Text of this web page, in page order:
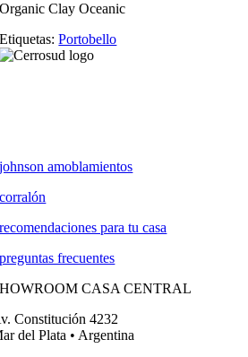
Organic Clay Oceanic
Etiquetas:Portobello
johnson amoblamientos
corralón
recomendaciones para tu casa
preguntas frecuentes
CASA CENTRAL
Constitución 4232
del Plata • Argentina